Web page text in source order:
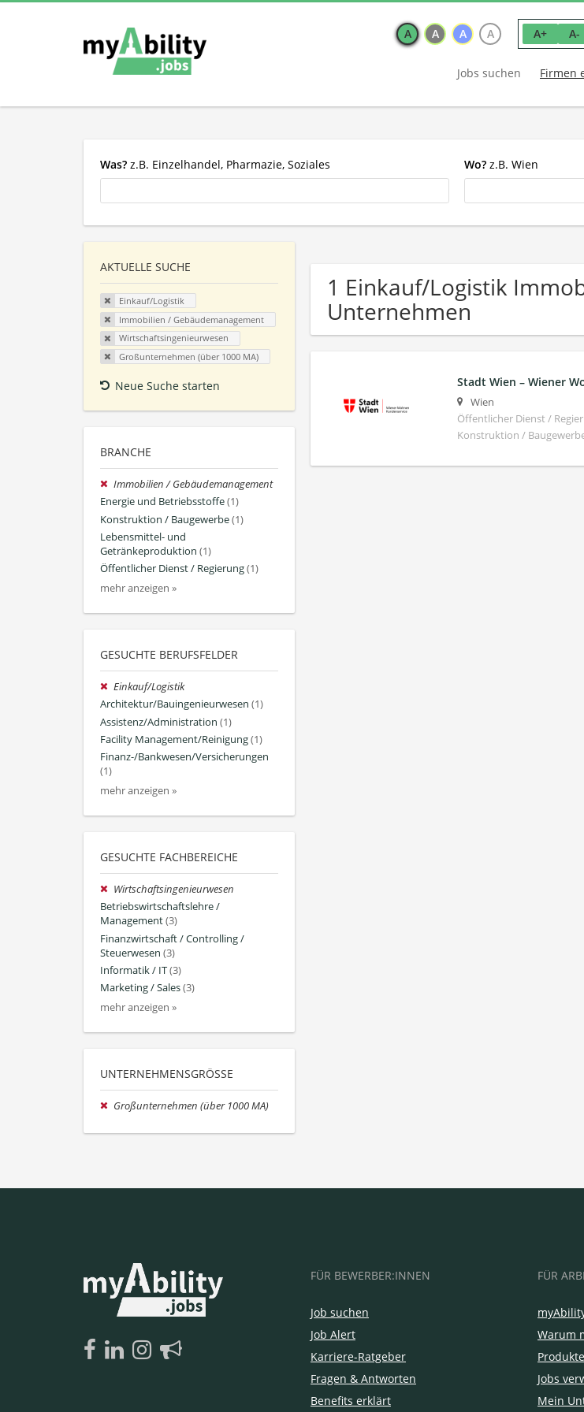
A A A A A+ A-
Jobs suchen Firmen
Was? z.B. Einzelhandel, Pharmazie, Soziales Wo? z.B. Wien
AKTUELLE SUCHE
Einkauf/Logistik
Immobilien / Gebäudemanagement
Wirtschaftsingenieurwesen
Großunternehmen (über 1000 MA)
Neue Suche starten
BRANCHE
Immobilien / Gebäudemanagement
Energie und Betriebsstoffe(1)
Konstruktion / Baugewerbe(1)
Lebensmittel- und
Getränkeproduktion (1)
Öffentlicher Dienst / Regierung(1)
mehr anzeigen »
GESUCHTE BERUFSFELDER
Einkauf/Logistik
Architektur/Bauingenieurwesen (1)
Assistenz/Administration (1)
Facility Management/Reinigung(1)
Finanz-/Bankwesen/Versicherungen
(1)
mehr anzeigen »
GESUCHTE FACHBEREICHE
Wirtschaftsingenieurwesen
Betriebswirtschaftslehre /
Management(3)
Finanzwirtschaft / Controlling /
Steuerwesen (3)
Informatik / IT(3)
Marketing / Sales(3)
mehr anzeigen »
UNTERNEHMENSGRÖSSE
Großunternehmen (über 1000 MA)
1 Einkauf/Logistik
Unternehmen
Stadt Wien – Wiener
Wien
Öffentlicher Dienst /
Konstruktion /
FÜR BEWERBER:INNEN
Job suchen
Job Alert
Karriere-Ratgeber
Fragen & Antworten
Benefits erklärt
FÜR
Warum
Jobs
Mein